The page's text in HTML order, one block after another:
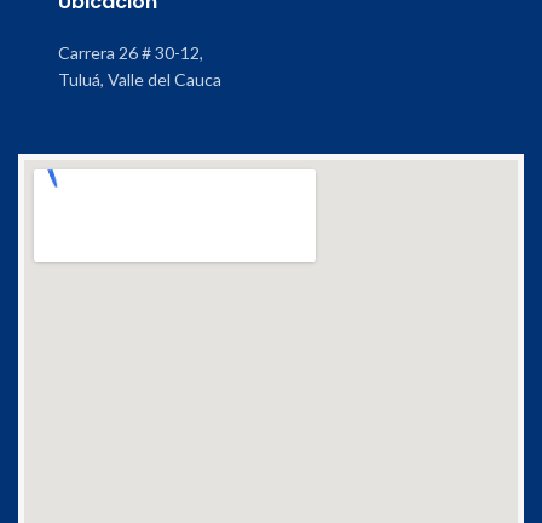
Carrera 26 # 30-12,
Tuluá, Valle del Cauca